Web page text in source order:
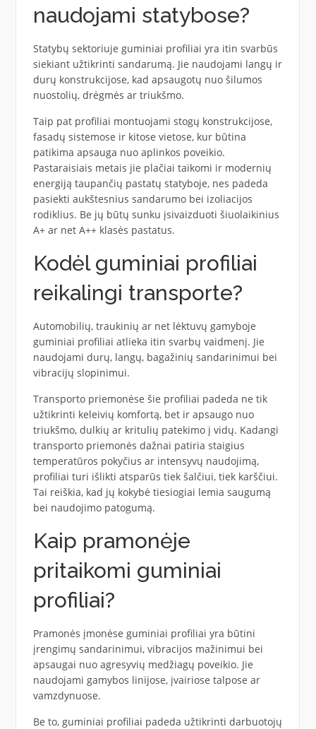
naudojami statybose?
Statybų sektoriuje guminiai profiliai yra itin svarbūs
siekiant užtikrinti sandarumą. Jie naudojami langų ir
durų konstrukcijose, kad apsaugotų nuo šilumos
nuostolių, drėgmės ar triukšmo.
Taip pat profiliai montuojami stogų konstrukcijose,
fasadų sistemose ir kitose vietose, kur būtina
patikima apsauga nuo aplinkos poveikio.
Pastaraisiais metais jie plačiai taikomi ir modernių
energiją taupančių pastatų statyboje, nes padeda
pasiekti aukštesnius sandarumo bei izoliacijos
rodiklius. Be jų būtų sunku įsivaizduoti šiuolaikinius
A+ ar net A++ klasės pastatus.
Kodėl guminiai profiliai
reikalingi transporte?
Automobilių, traukinių ar net lėktuvų gamyboje
guminiai profiliai atlieka itin svarbų vaidmenį. Jie
naudojami durų, langų, bagažinių sandarinimui bei
vibracijų slopinimui.
Transporto priemonėse šie profiliai padeda ne tik
užtikrinti keleivių komfortą, bet ir apsaugo nuo
triukšmo, dulkių ar kritulių patekimo į vidų. Kadangi
transporto priemonės dažnai patiria staigius
temperatūros pokyčius ar intensyvų naudojimą,
profiliai turi išlikti atsparūs tiek šalčiui, tiek karščiui.
Tai reiškia, kad jų kokybė tiesiogiai lemia saugumą
bei naudojimo patogumą.
Kaip pramonėje
pritaikomi guminiai
profiliai?
Pramonės įmonėse guminiai profiliai yra būtini
įrengimų sandarinimui, vibracijos mažinimui bei
apsaugai nuo agresyvių medžiagų poveikio. Jie
naudojami gamybos linijose, įvairiose talpose ar
vamzdynuose.
Be to, guminiai profiliai padeda užtikrinti darbuotojų